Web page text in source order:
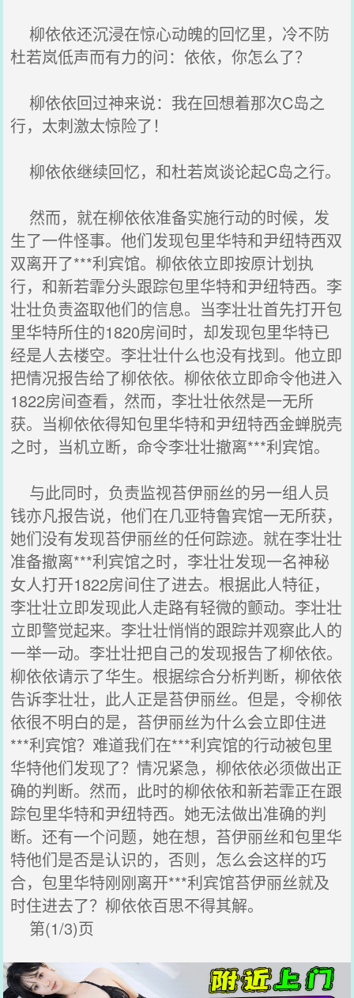
柳依依还沉浸在惊心动魄的回忆里，冷不防
杜若岚低声而有力的问：依依，你怎么了？
柳依依回过神来说：我在回想着那次C岛之
行，太刺激太惊险了！
柳依依继续回忆，和杜若岚谈论起C岛之行。
然而，就在柳依依准备实施行动的时候，发
生了一件怪事。他们发现包里华特和尹纽特西双
双离开了***利宾馆。柳依依立即按原计划执
行，和新若霏分头跟踪包里华特和尹纽特西。李
壮壮负责盗取他们的信息。当李壮壮首先打开包
里华特所住的1820房间时，却发现包里华特已
经是人去楼空。李壮壮什么也没有找到。他立即
把情况报告给了柳依依。柳依依立即命令他进入
1822房间查看，然而，李壮壮依然是一无所
获。当柳依依得知包里华特和尹纽特西金蝉脱壳
之时，当机立断，命令李壮壮撤离***利宾馆。
与此同时，负责监视苔伊丽丝的另一组人员
钱亦凡报告说，他们在几亚特鲁宾馆一无所获，
她们没有发现苔伊丽丝的任何踪迹。就在李壮壮
准备撤离***利宾馆之时，李壮壮发现一名神秘
女人打开1822房间住了进去。根据此人特征，
李壮壮立即发现此人走路有轻微的颤动。李壮壮
立即警觉起来。李壮壮悄悄的跟踪并观察此人的
一举一动。李壮壮把自己的发现报告了柳依依。
柳依依请示了华生。根据综合分析判断，柳依依
告诉李壮壮，此人正是苔伊丽丝。但是，令柳依
依很不明白的是，苔伊丽丝为什么会立即住进
***利宾馆？难道我们在***利宾馆的行动被包里
华特他们发现了？情况紧急，柳依依必须做出正
确的判断。然而，此时的柳依依和新若霏正在跟
踪包里华特和尹纽特西。她无法做出准确的判
断。还有一个问题，她在想，苔伊丽丝和包里华
特他们是否是认识的，否则，怎么会这样的巧
合，包里华特刚刚离开***利宾馆苔伊丽丝就及
时住进去了？柳依依百思不得其解。
第(1/3)页